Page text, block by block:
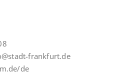
frankfurt.de
de